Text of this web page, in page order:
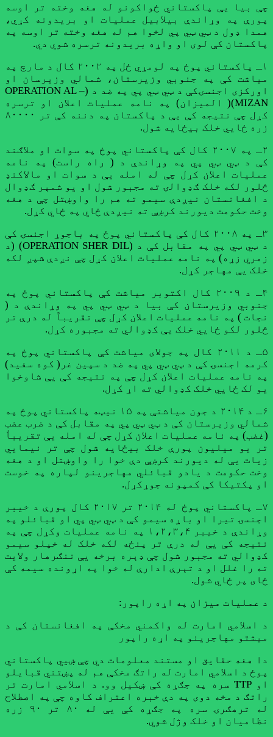
چې بیا یې پاکستاني ځواکونو له هغه وخته تر اوسه
پورې په وړاندې بیلابیل عملیات او بریدونه کړي،
همدا ډول د ټي ټي پي لخوا هم له هغه وخته تر اوسه په
پاکستان کې لوی او واړه بریدونه ترسره شوي دي.
۱ـ پاکستاني پوځ په لومړي ځل په ۲۰۰۲ کال د مارچ په
میاشت کې په جنوبي وزیرستان، شمالي وزیرسان او
اورکزی اجنسۍکې د ټي ټي پي په ضد د (OPERATION AL –
MIZAN)( المیزان) په نامه عملیات اعلان او ترسره
کړل چې نتیجه کې یې د پاکستان په دننه کې تر ۸۰۰۰۰
زره ځایي خلک بيځایه شول.
۲ـ په ۲۰۰۷ کال کې پاکستاني پوځ په سوات او ملاګند
کې د ټي ټي پي په وړاندې د ( راه راست) په نامه
عملیات اعلان کړل چې له امله یې د سوات او مالاکنډ
څلور لکه خلک ګډوالۍ ته مجبور شول او یو شمېر ګډوال
د افغانستان نیږدې سیمو ته هم را واوښتل چې د هغه
وخت حکومت دیورند کرښې ته نیږدې ځاي په ځاي کړل.
۳ـ په ۲۰۰۸ کال کې پاکستاني پوځ په باجوړ اجنسۍ کې
د ټي ټي پي په مقابل کې د (OPERATION SHER DIL) (د
زمري زړه) په نامه عملیات اعلان کړل چې نږدې شپږ لکه
خلک یې مهاجر کړل.
۴ـ د ۲۰۰۹ کال اکتوبر میاشت کې پاکستاني پوځ په
جنوبي وزیرستان کې بیا د ټي ټي پي په وړاندې د (
نجات ) په نامه عملیات اعلان کړل چې تقریباً له درې تر
څلور لکو ځایي خلک یې کډوالي ته مجبوره کړل.
۵ـ د ۲۰۱۱ کال په جولای میاشت کې پاکستاني پوځ په
کرمه اجنسۍ کې د ټي ټي پي په ضد د سپین غر( کوه سفید)
په نامه عملیات اعلان کړل چې په نتیجه کې یې شاوخوا
یو لک ځایي خلک کډوالي ته اړ کړل.
۶ـ د ۲۰۱۴ د جون میاشتې په ۱۵ نیټه پاکستاني پوځ په
شمالي وزیرستان کې د ټي ټي پي په مقابل کې د ضرب عضب
(غضب) په نامه عملیات اعلان کړل چې له امله یې تقریباً
تر یو میلیون پورې خلک بیځایه شول چې تر نیمایي
زیات یې له دیورند کرښې دې خوا را واوښتل او د هغه
وخت حکومت د یادو قبائلي مهاجرینو لپاره په خوست
او پکتیکا کې کمپونه جوړکړل.
۷ـ پاکستاني پوځ له ۲۰۱۴ تر ۲۰۱۷ کال پورې د خیبر
اجنسۍ تیرا او باړه سیمو کې د ټي ټي پي او قبائلو په
وړاندې د خیبر ۱،۲،۳،۴ په نامه عملیات وکړل چې په
نتیجه کې یې له درې تر پنځه لکه خلک له خپلو سیمو
کډوالي ته مجبور شول چې ډېره برخه یې ننګرهار ولایت
ته را غلل او د تېرې ادارې له خوا په اړونده سیمه کې
ځای پر ځاي شول.
د عملیات میزان په اړه راپور:
د اسلامي امارت له واکمني مخکې په افغانستان کې د
میشتو مهاجرینو په اړه راپور
دا هغه حقایق او مستند معلومات دي چې ښيي پاکستاني
پوځ د اسلامي امارت له راتګ مخکې هم له پښتني قبایلو
او TTP سره په جګړه کې ښکیل وو. د اسلامي امارت تر
راتګ د مخه دوی په دې خبره اعتراف کاوه چې په اصطلاح
له ترهګرۍ سره په جګړه کې یې له ۸۰ تر ۹۰ زره
نظامیان او خلک وژل شوي.